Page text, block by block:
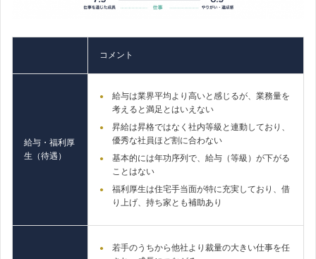
コメント
給与・福利厚
生（待遇）
給与は業界平均より高いと感じるが、業務量を
考えると満足とはいえない
昇給は昇格ではなく社内等級と連動しており、
優秀な社員ほど割に合わない
基本的には年功序列で、給与（等級）が下がる
ことはない
福利厚生は住宅手当面が特に充実しており、借
り上げ、持ち家とも補助あり
若手のうちから他社より裁量の大きい仕事を任